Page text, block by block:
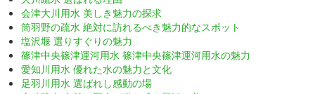
会津大川用水 美しき魅力の探求
筒羽野の疏水 絶対に訪れるべき魅力的なスポット
塩沢堰 選りすぐりの魅力
篠津中央篠津運河用水 篠津中央篠津運河用水の魅力
愛知川用水 優れた水の魅力と文化
足羽川用水 選ばれし感動の場